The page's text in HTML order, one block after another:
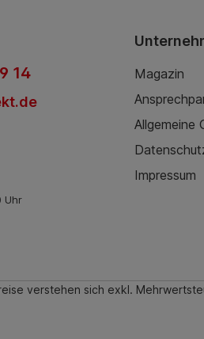
14
Uhr
Magazin
Allgemeine
Impressum
verstehen sich exkl.